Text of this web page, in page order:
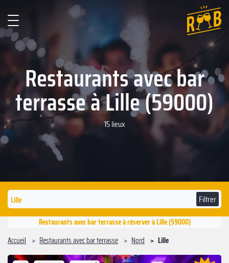
Restaurants avec bar
terrasse à Lille (59000)
15 lieux
Filtrer
Restaurants avec bar terrasse à réserver à Lille (59000)
Accueil
Restaurants avec bar terrasse Nord Lille